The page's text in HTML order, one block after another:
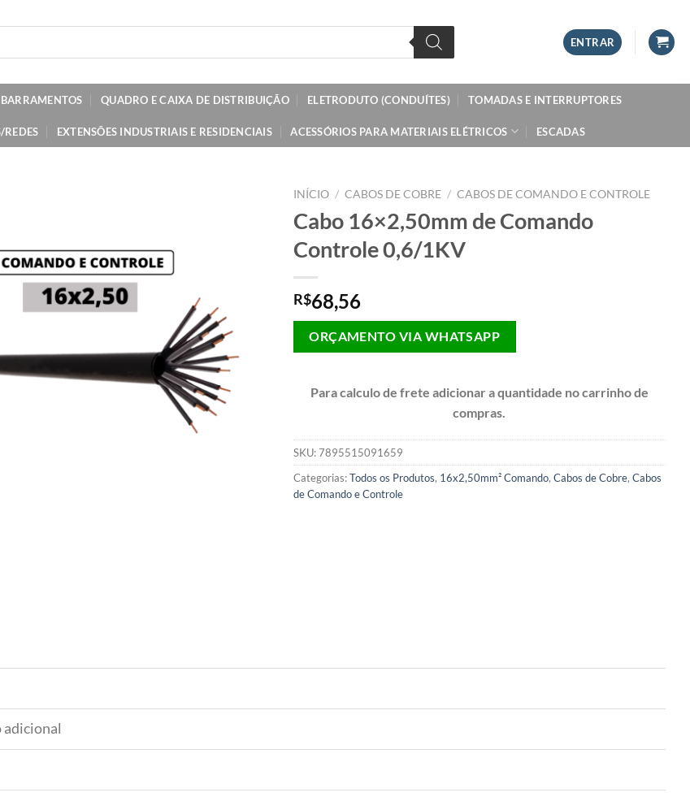
ENTRAR
QUADRO E CAIXA DE DISTRIBUIÇÃO ELETRODUTO (CONDUÍTES) TOMADAS E INTERRUPTORES
EXTENSÕES INDUSTRIAIS E RESIDENCIAIS ACESSÓRIOS PARA MATERIAIS ELÉTRICOS ESCADAS
INÍCIO / CABOS DE COBRE / CABOS DE COMANDO E CONTROLE
Cabo 16×2,50mm de Comando
Controle 0,6/1KV
R$68,56
ORÇAMENTO VIA WHATSAPP
Para calculo de frete adicionar a quantidade no carrinho de
compras.
SKU:7895515091659
Categorias:Todos os Produtos, 16x2,50mm² Comando, Cabos de Cobre, Cabos
de Comando e Controle
adicional